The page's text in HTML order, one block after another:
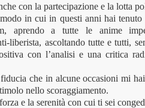
con la partecipazione e la lotta
in cui in questi anni hai
aprendo a tutte le anime
liberista, ascoltando tutte e tutti,
con l’analisi e una critica
che in alcune occasioni mi
nello scoraggiamento.
e la serenità con cui ti sei